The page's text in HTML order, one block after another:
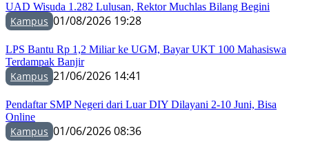
UAD Wisuda 1.282 Lulusan, Rektor Muchlas Bilang Begini
Kampus 01/08/2026 19:28
LPS Bantu Rp 1,2 Miliar ke UGM, Bayar UKT 100 Mahasiswa
Terdampak Banjir
Kampus 21/06/2026 14:41
Pendaftar SMP Negeri dari Luar DIY Dilayani 2-10 Juni, Bisa
Online
Kampus 01/06/2026 08:36